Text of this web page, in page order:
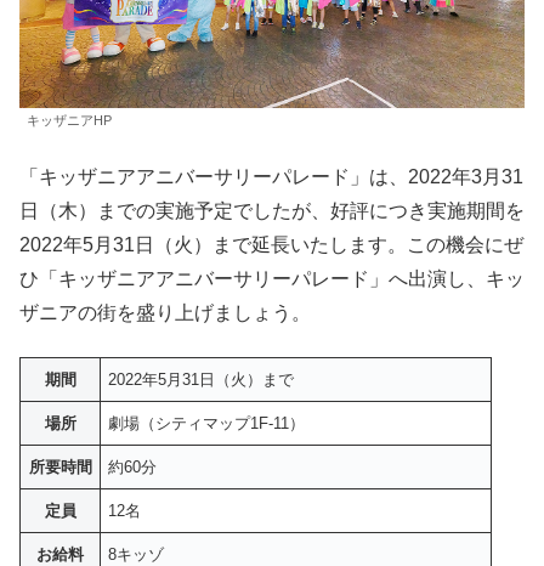
キッザニアHP
「キッザニアアニバーサリーパレード」は、2022年3月31
日（木）までの実施予定でしたが、好評につき実施期間を
2022年5月31日（火）まで延長いたします。この機会にぜ
ひ「キッザニアアニバーサリーパレード」へ出演し、キッ
ザニアの街を盛り上げましょう。
期間 2022年5月31日（火）まで
場所 劇場（シティマップ1F-11）
所要時間 約60分
定員 12名
お給料 8キッゾ